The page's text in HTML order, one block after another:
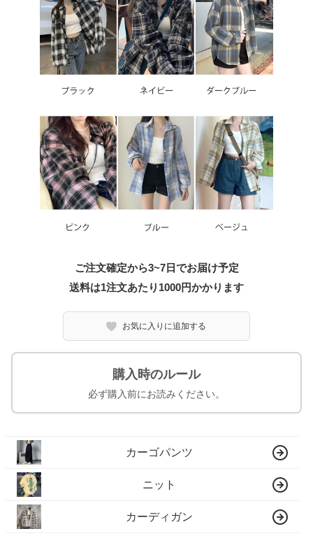
ご注文確定から3~7日でお届け予定
送料は1注文あたり 1000円かかります
お気に入りに追加する
購入時のルール
必ず購入前にお読みください。
カーゴパンツ
ニット
カーディガン